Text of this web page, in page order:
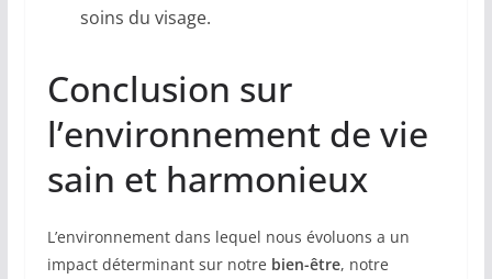
soins du visage.
Conclusion sur
l’environnement de vie
sain et harmonieux
L’environnement dans lequel nous évoluons a un
impact déterminant sur notre bien-être, notre